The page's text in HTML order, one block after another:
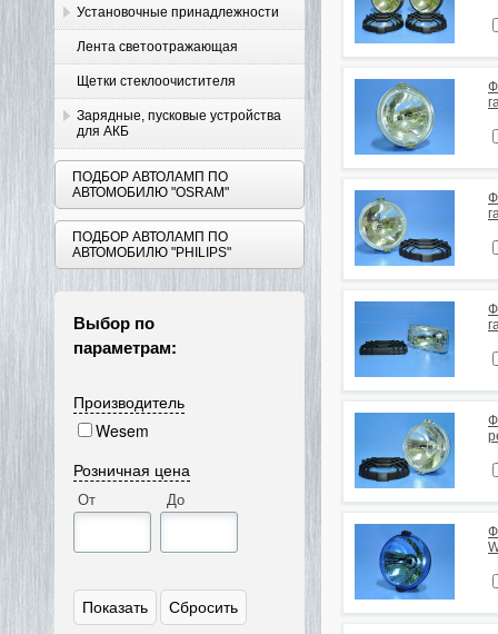
Установочные принадлежности
Лента светоотражающая
Щетки стеклоочистителя
Зарядные, пусковые устройства
для АКБ
ПОДБОР АВТОЛАМП ПО
АВТОМОБИЛЮ "OSRAM"
ПОДБОР АВТОЛАМП ПО
АВТОМОБИЛЮ "PHILIPS"
Выбор по
параметрам:
Производитель
Wesem
Розничная цена
От До